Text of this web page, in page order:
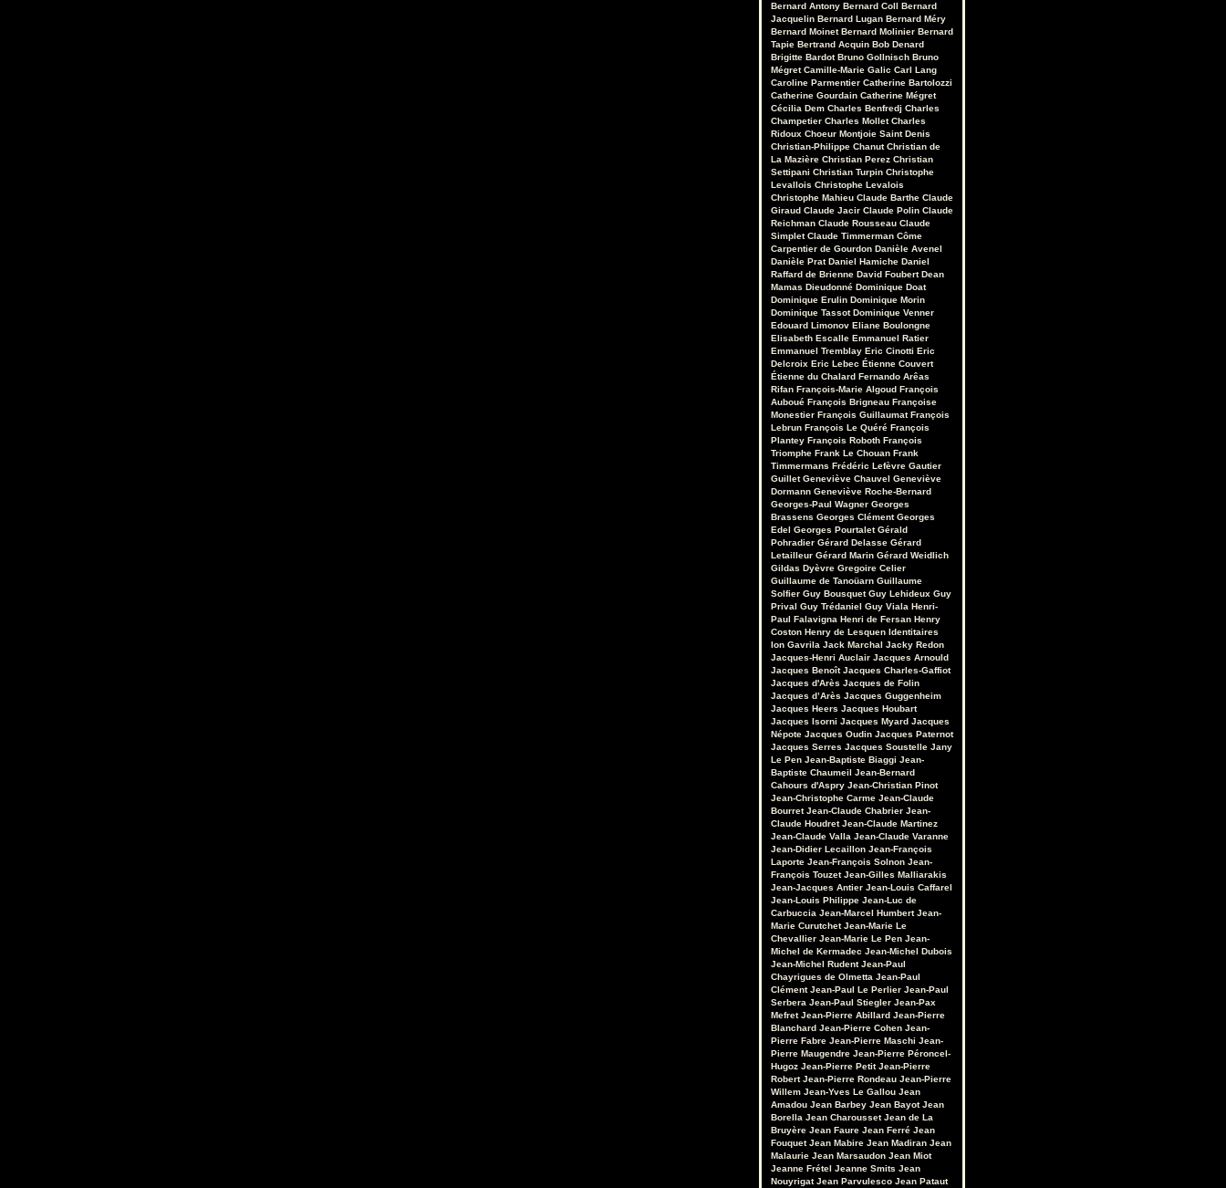
Bernard Antony Bernard Coll Bernard
Jacquelin Bernard Lugan Bernard Méry
Bernard Moinet Bernard Molinier Bernard
Tapie Bertrand Acquin Bob Denard
Brigitte Bardot Bruno Gollnisch Bruno
Mégret Camille-Marie Galic Carl Lang
Caroline Parmentier Catherine Bartolozzi
Catherine Gourdain Catherine Mégret
Cécilia Dem Charles Benfredj Charles
Champetier Charles Mollet Charles
Ridoux Choeur Montjoie Saint Denis
Christian-Philippe Chanut Christian de
La Mazière Christian Perez Christian
Settipani Christian Turpin Christophe
Levallois Christophe Levalois
Christophe Mahieu Claude Barthe Claude
Giraud Claude Jacir Claude Polin Claude
Reichman Claude Rousseau Claude
Simplet Claude Timmerman Côme
Carpentier de Gourdon Danièle Avenel
Danièle Prat Daniel Hamiche Daniel
Raffard de Brienne David Foubert Dean
Mamas Dieudonné Dominique Doat
Dominique Erulin Dominique Morin
Dominique Tassot Dominique Venner
Edouard Limonov Eliane Boulongne
Elisabeth Escalle Emmanuel Ratier
Emmanuel Tremblay Eric Cinotti Eric
Delcroix Eric Lebec Étienne Couvert
Étienne du Chalard Fernando Arêas
Rifan François-Marie Algoud François
Auboué François Brigneau Françoise
Monestier François Guillaumat François
Lebrun François Le Quéré François
Plantey François Roboth François
Triomphe Frank Le Chouan Frank
Timmermans Frédéric Lefèvre Gautier
Guillet Geneviève Chauvel Geneviève
Dormann Geneviève Roche-Bernard
Georges-Paul Wagner Georges
Brassens Georges Clément Georges
Edel Georges Pourtalet Gérald
Pohradier Gérard Delasse Gérard
Letailleur Gérard Marin Gérard Weidlich
Gildas Dyèvre Gregoire Celier
Guillaume de Tanoüarn Guillaume
Solfier Guy Bousquet Guy Lehideux Guy
Prival Guy Trédaniel Guy Viala Henri-
Paul Falavigna Henri de Fersan Henry
Coston Henry de Lesquen Identitaires
Ion Gavrila Jack Marchal Jacky Redon
Jacques-Henri Auclair Jacques Arnould
Jacques Benoît Jacques Charles-Gaffiot
Jacques d'Arès Jacques de Folin
Jacques d’Arès Jacques Guggenheim
Jacques Heers Jacques Houbart
Jacques Isorni Jacques Myard Jacques
Népote Jacques Oudin Jacques Paternot
Jacques Serres Jacques Soustelle Jany
Le Pen Jean-Baptiste Biaggi Jean-
Baptiste Chaumeil Jean-Bernard
Cahours d'Aspry Jean-Christian Pinot
Jean-Christophe Carme Jean-Claude
Bourret Jean-Claude Chabrier Jean-
Claude Houdret Jean-Claude Martinez
Jean-Claude Valla Jean-Claude Varanne
Jean-Didier Lecaillon Jean-François
Laporte Jean-François Solnon Jean-
François Touzet Jean-Gilles Malliarakis
Jean-Jacques Antier Jean-Louis Caffarel
Jean-Louis Philippe Jean-Luc de
Carbuccia Jean-Marcel Humbert Jean-
Marie Curutchet Jean-Marie Le
Chevallier Jean-Marie Le Pen Jean-
Michel de Kermadec Jean-Michel Dubois
Jean-Michel Rudent Jean-Paul
Chayrigues de Olmetta Jean-Paul
Clément Jean-Paul Le Perlier Jean-Paul
Serbera Jean-Paul Stiegler Jean-Pax
Mefret Jean-Pierre Abillard Jean-Pierre
Blanchard Jean-Pierre Cohen Jean-
Pierre Fabre Jean-Pierre Maschi Jean-
Pierre Maugendre Jean-Pierre Péroncel-
Hugoz Jean-Pierre Petit Jean-Pierre
Robert Jean-Pierre Rondeau Jean-Pierre
Willem Jean-Yves Le Gallou Jean
Amadou Jean Barbey Jean Bayot Jean
Borella Jean Charousset Jean de La
Bruyère Jean Faure Jean Ferré Jean
Fouquet Jean Mabire Jean Madiran Jean
Malaurie Jean Marsaudon Jean Miot
Jeanne Frétel Jeanne Smits Jean
Nouyrigat Jean Parvulesco Jean Pataut